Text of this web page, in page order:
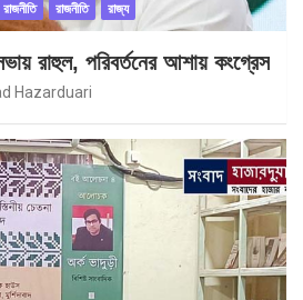
রাজনীতি রাজনীতি রাজ্য
রাহুল, পরিবর্তনের আশায় কংগ্রেস
Hazarduari